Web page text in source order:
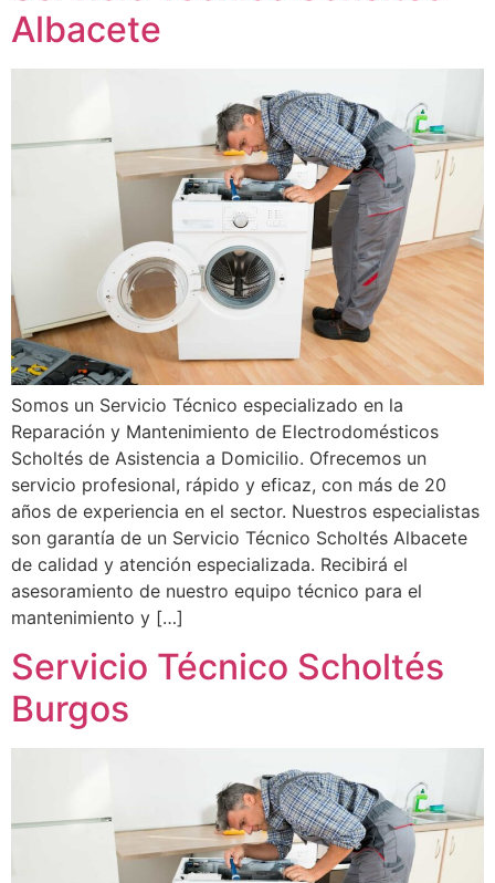
Albacete
Somos un Servicio Técnico especializado en la
Reparación y Mantenimiento de Electrodomésticos
Scholtés de Asistencia a Domicilio. Ofrecemos un
servicio profesional, rápido y eficaz, con más de 20
años de experiencia en el sector. Nuestros especialistas
son garantía de un Servicio Técnico Scholtés Albacete
de calidad y atención especializada. Recibirá el
asesoramiento de nuestro equipo técnico para el
mantenimiento y […]
Servicio Técnico Scholtés
Burgos